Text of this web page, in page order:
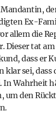
Ex-
allem die
Dieser tat
dass er
sei, dass
In Wahrheit
um den